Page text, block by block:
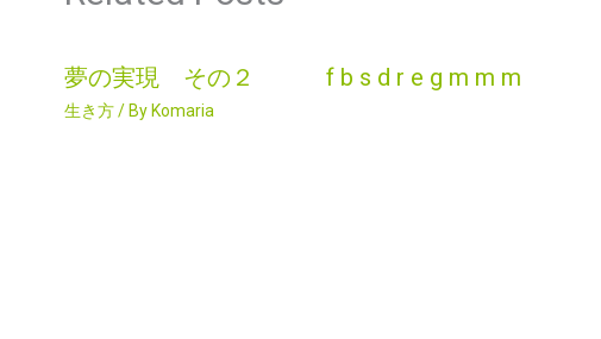
夢の実現 その２ f b s d r e g m m m
生き方/ By Komaria